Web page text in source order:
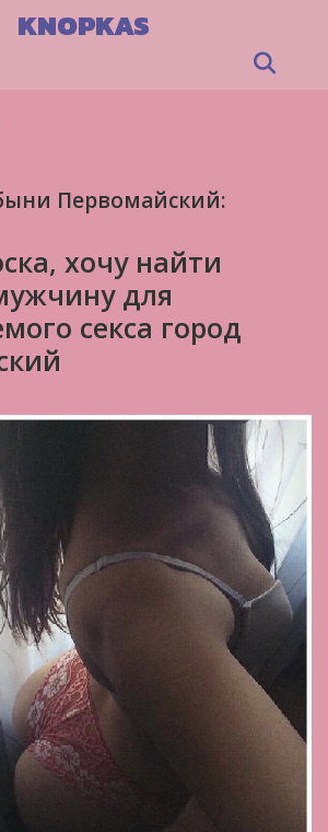
KNOPKAS
Первомайский:
хочу найти
для
секса город